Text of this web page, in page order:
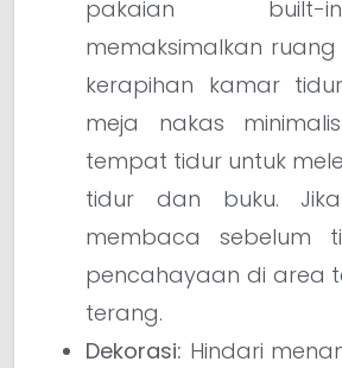
pakaian
memaksimalkan
kerapihan kamar
meja nakas
tempat tidur untuk
tidur dan buku.
membaca sebelum
pencahayaan di area
terang.
Dekorasi: Hindari